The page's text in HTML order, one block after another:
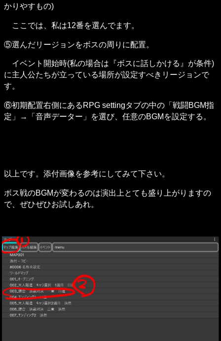
かりやすもの)
ここでは、私は12番を選んでます。
⑤選んだリージョンをボスの周りに配置。
イベント開始時(私の場合は『ボスに話しかける』が条件)
に主人公たちが立っている場所が設定すべきリージョンで
す。
⑥初期配置右側にあるRPG settingタブの中の「戦闘BGM指
定」→「音声データー」を選び、任意のBGMを設定する。
以上です。添付画像を参考にしてみて下さい。
ボス戦のBGMが変わるのは演出上とても盛り上がりますの
で、ぜひぜひお試しあれ。